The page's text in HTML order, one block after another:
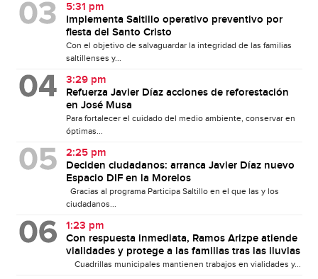
5:31 pm
Implementa Saltillo operativo preventivo por
fiesta del Santo Cristo
Con el objetivo de salvaguardar la integridad de las familias
saltillenses y...
3:29 pm
Refuerza Javier Díaz acciones de reforestación
en José Musa
Para fortalecer el cuidado del medio ambiente, conservar en
óptimas...
2:25 pm
Deciden ciudadanos: arranca Javier Díaz nuevo
Espacio DIF en la Morelos
Gracias al programa Participa Saltillo en el que las y los
ciudadanos...
1:23 pm
Con respuesta inmediata, Ramos Arizpe atiende
vialidades y protege a las familias tras las lluvias
Cuadrillas municipales mantienen trabajos en vialidades y...